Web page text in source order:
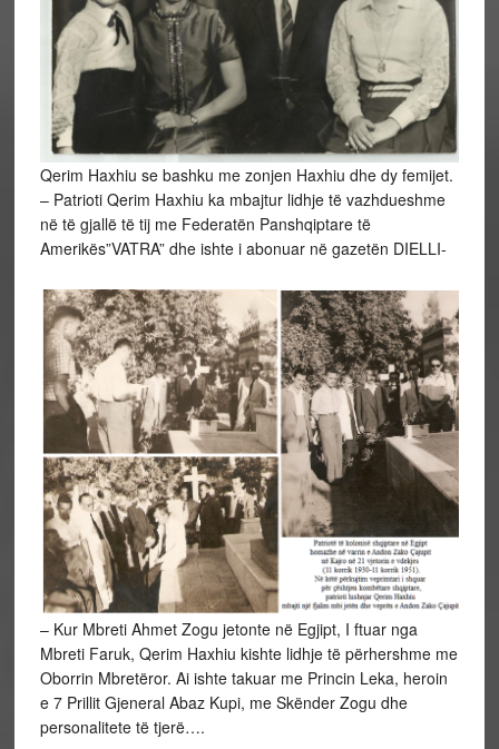
Qerim Haxhiu se bashku me zonjen Haxhiu dhe dy femijet.
– Patrioti Qerim Haxhiu ka mbajtur lidhje të vazhdueshme
në të gjallë të tij me Federatën Panshqiptare të
Amerikës”VATRA” dhe ishte i abonuar në gazetën DIELLI-
– Kur Mbreti Ahmet Zogu jetonte në Egjipt, I ftuar nga
Mbreti Faruk, Qerim Haxhiu kishte lidhje të përhershme me
Oborrin Mbretëror. Ai ishte takuar me Princin Leka, heroin
e 7 Prillit Gjeneral Abaz Kupi, me Skënder Zogu dhe
personalitete të tjerë….